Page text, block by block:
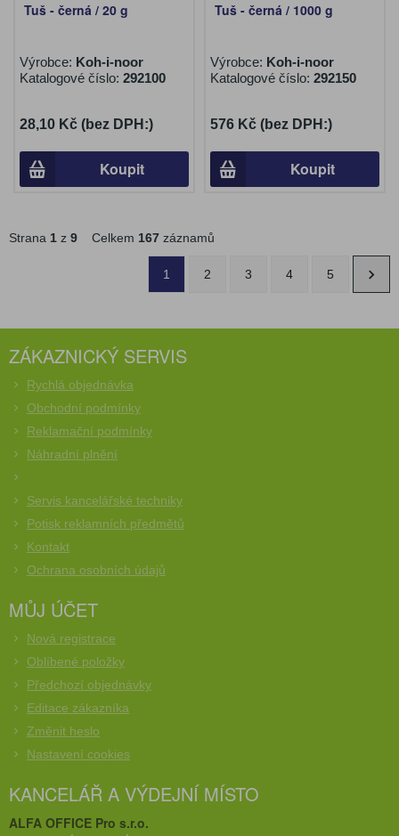
Tuš - černá / 20 g
Výrobce: Koh-i-noor
Katalogové číslo: 292100
28,10 Kč (bez DPH:)
Koupit
Tuš - černá / 1000 g
Výrobce: Koh-i-noor
Katalogové číslo: 292150
576 Kč (bez DPH:)
Koupit
Strana 1 z 9 Celkem 167 záznamů
1 2 3 4 5
ZÁKAZNICKÝ SERVIS
Rychlá objednávka
Obchodní podmínky
Reklamační podmínky
Náhradní plnění
Servis kancelářské techniky
Potisk reklamních předmětů
Kontakt
Ochrana osobních údajů
MŮJ ÚČET
Nová registrace
Oblíbené položky
Předchozí objednávky
Editace zákazníka
Změnit heslo
Nastavení cookies
KANCELÁŘ A VÝDEJNÍ MÍSTO
ALFA OFFICE Pro s.r.o.